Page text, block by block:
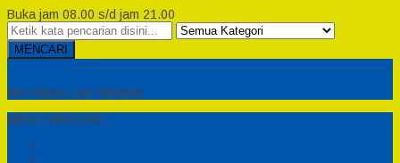
Buka jam 08.00 s/d jam 21.00
MENCARI
Min Haitsu Laa Yahtasib
MENU NAVIGASI